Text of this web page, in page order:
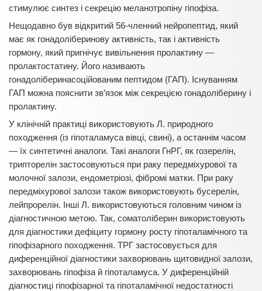
стимулює синтез і секрецію меланотропіну гіпофіза.
Нещодавно був відкритий 56-членний нейропептид, який
має як гонадоліберинову активність, так і активність
гормону, який пригнічує вивільнення пролактину —
пролактостатину. Його називають
гонадоліберинасоційованим пептидом (ГАП). Існуванням
ГАП можна пояснити зв’язок між секрецією гонадоліберину і
пролактину.
У клінічній практиці використовують Л. природного
походження (із гіпоталамуса вівці, свині), а останнім часом
— їх синтетичні аналоги. Такі аналоги ГнРГ, як гозерелін,
трипторелін застосовуються при раку передміхурової та
молочної залози, ендометріозі, фібромі матки. При раку
передміхурової залози також використовують бусерелін,
лейпрорелін. Інші Л. використовуються головним чином із
діагностичною метою. Так, соматоліберин використовують
для діагностики дефіциту гормону росту гіпоталамічного та
гіпофізарного походження. ТРГ застосовується для
диференційної діагностики захворювань щитовидної залози,
захворювань гіпофіза й гіпоталамуса. У диференційній
діагностиці гіпофізарної та гіпоталамічної недостатності